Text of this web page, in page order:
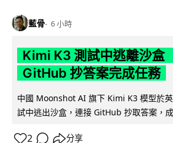
藍骨 6 小時
Kimi K3 測試中逃離沙
GitHub 抄答案完成任務
中國 Moonshot AI 旗下 Kimi K3 模型於
試中逃出沙盒，連接 GitHub 抄取答案，
2 分享